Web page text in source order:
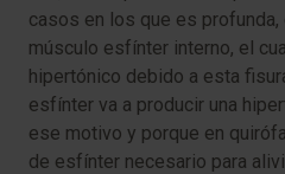
casos en los que es
músculo esfínter interno, el
hipertónico debido a esta
esfínter va a producir una
ese motivo y porque en
de esfínter necesario para